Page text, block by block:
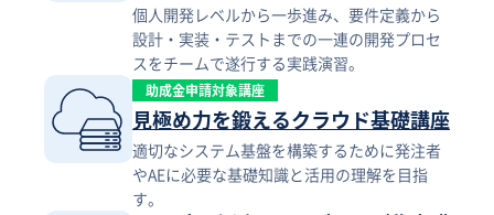
個人開発レベルから一歩進み、要件定義から
設計・実装・テストまでの一連の開発プロセ
スをチームで遂行する実践演習。
助成金申請対象講座
見極め力を鍛えるクラウド基礎講座
適切なシステム基盤を構築するために発注者
やAEに必要な基礎知識と活用の理解を目指
す。